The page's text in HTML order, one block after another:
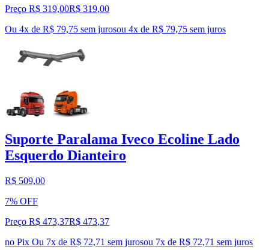
Preço R$ 319,00R$ 319,00
Ou 4x de R$ 79,75 sem jurosou 4x de R$ 79,75 sem juros
Suporte Paralama Iveco Ecoline Lado
Esquerdo Dianteiro
R$ 509,00
7% OFF
Preço R$ 473,37R$ 473,37
no Pix Ou 7x de R$ 72,71 sem jurosou 7x de R$ 72,71 sem juros